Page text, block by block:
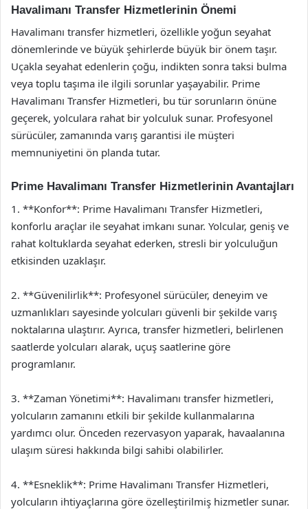
Havalimanı Transfer Hizmetlerinin Önemi
Havalimanı transfer hizmetleri, özellikle yoğun seyahat
dönemlerinde ve büyük şehirlerde büyük bir önem taşır.
Uçakla seyahat edenlerin çoğu, indikten sonra taksi bulma
veya toplu taşıma ile ilgili sorunlar yaşayabilir. Prime
Havalimanı Transfer Hizmetleri, bu tür sorunların önüne
geçerek, yolculara rahat bir yolculuk sunar. Profesyonel
sürücüler, zamanında varış garantisi ile müşteri
memnuniyetini ön planda tutar.
Prime Havalimanı Transfer Hizmetlerinin Avantajları
1. **Konfor**: Prime Havalimanı Transfer Hizmetleri,
konforlu araçlar ile seyahat imkanı sunar. Yolcular, geniş ve
rahat koltuklarda seyahat ederken, stresli bir yolculuğun
etkisinden uzaklaşır.
2. **Güvenilirlik**: Profesyonel sürücüler, deneyim ve
uzmanlıkları sayesinde yolcuları güvenli bir şekilde varış
noktalarına ulaştırır. Ayrıca, transfer hizmetleri, belirlenen
saatlerde yolcuları alarak, uçuş saatlerine göre
programlanır.
3. **Zaman Yönetimi**: Havalimanı transfer hizmetleri,
yolcuların zamanını etkili bir şekilde kullanmalarına
yardımcı olur. Önceden rezervasyon yaparak, havaalanına
ulaşım süresi hakkında bilgi sahibi olabilirler.
4. **Esneklik**: Prime Havalimanı Transfer Hizmetleri,
yolcuların ihtiyaçlarına göre özelleştirilmiş hizmetler sunar.